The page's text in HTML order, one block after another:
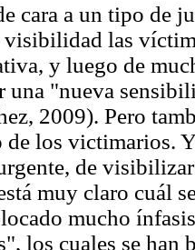
cara a un tipo de
las
y luego de
una "nueva
2009). Pero
los victimarios.
de
muy claro cuál
mucho
los cuales se han